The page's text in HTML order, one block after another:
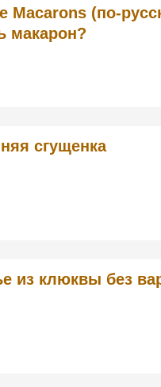
Macarons (по-
макарон?
сгущенка
из клюквы без